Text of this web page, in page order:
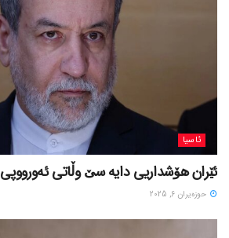
ئاسیا
ئێران هۆشداریی دایە سێ وڵاتی ئەورووپی
حوزه‌یران 6, 2025